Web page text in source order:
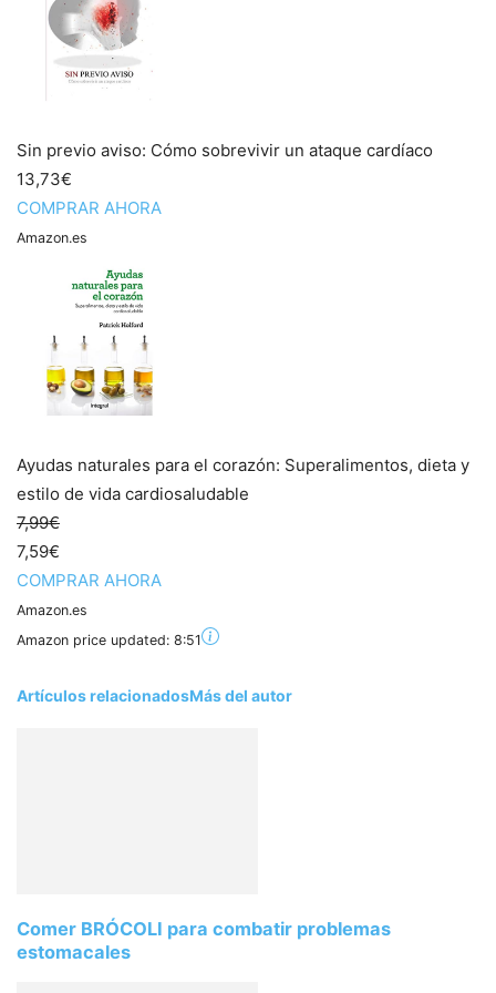
Sin previo aviso: Cómo sobrevivir un ataque cardíaco
13,73€
COMPRAR AHORA
Amazon.es
Ayudas naturales para el corazón: Superalimentos, dieta y
estilo de vida cardiosaludable
7,99€
7,59€
COMPRAR AHORA
Amazon.es
Amazon price updated: 8:51
Artículos relacionadosMás del autor
Comer BRÓCOLI para combatir problemas
estomacales